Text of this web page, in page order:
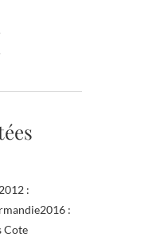
:
:
Cote